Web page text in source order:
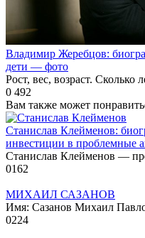
Владимир Жеребцов:
дети — фото
Рост, вес, возраст.
0 492
Вам также может
Станислав Клейменов:
инвестиции в проблемные
Станислав Клейменов —
0162
МИХАИЛ САЗАНОВ
Имя: Сазанов Михаил
0224